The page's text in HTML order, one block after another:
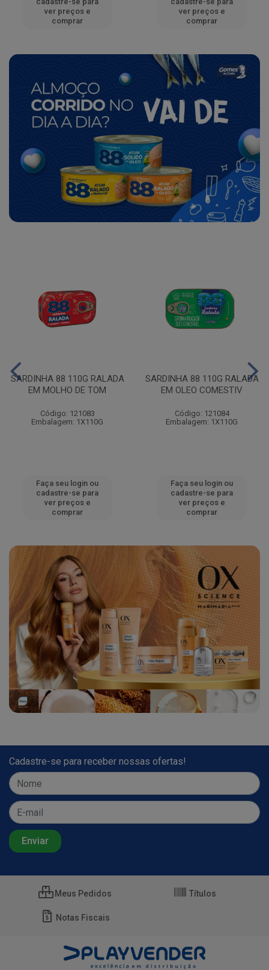
ver preços e
comprar
ver preços e
comprar
SARDINHA 88 110G RALADA
EM MOLHO DE TOM
Código: 121083
Embalagem: 1X110G
Faça seu login ou
cadastre-se para
ver preços e
comprar
SARDINHA 88 110G RALADA
EM OLEO COMESTIV
Código: 121084
Embalagem: 1X110G
Faça seu login ou
cadastre-se para
ver preços e
comprar
Cadastre-se para receber nossas ofertas!
Meus Pedidos Títulos
Notas Fiscais